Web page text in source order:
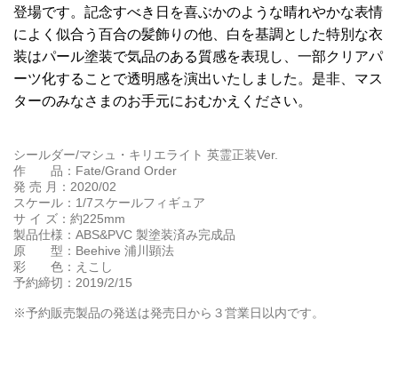
登場です。記念すべき日を喜ぶかのような晴れやかな表情
によく似合う百合の髪飾りの他、白を基調とした特別な衣
装はパール塗装で気品のある質感を表現し、一部クリアパ
ーツ化することで透明感を演出いたしました。是非、マス
ターのみなさまのお手元におむかえください。
シールダー/マシュ・キリエライト 英霊正装Ver.
作 品：Fate/Grand Order
発 売 月：2020/02
スケール：1/7スケールフィギュア
サ イ ズ：約225mm
製品仕様：ABS&PVC 製塗装済み完成品
原 型：Beehive 浦川顕法
彩 色：えこし
予約締切：2019/2/15
※予約販売製品の発送は発売日から３営業日以内です。